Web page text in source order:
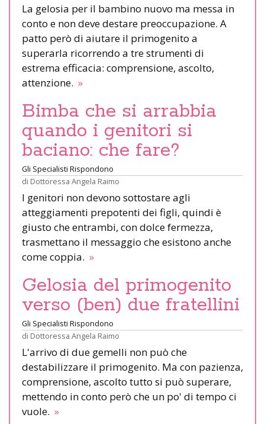
La gelosia per il bambino nuovo ma messa in
conto e non deve destare preoccupazione. A
patto però di aiutare il primogenito a
superarla ricorrendo a tre strumenti di
estrema efficacia: comprensione, ascolto,
attenzione. »
Bimba che si arrabbia
quando i genitori si
baciano: che fare?
Gli Specialisti Rispondono
di Dottoressa Angela Raimo
I genitori non devono sottostare agli
atteggiamenti prepotenti dei figli, quindi è
giusto che entrambi, con dolce fermezza,
trasmettano il messaggio che esistono anche
come coppia. »
Gelosia del primogenito
verso (ben) due fratellini
Gli Specialisti Rispondono
di Dottoressa Angela Raimo
L'arrivo di due gemelli non può che
destabilizzare il primogenito. Ma con pazienza,
comprensione, ascolto tutto si può superare,
mettendo in conto però che un po' di tempo ci
vuole. »